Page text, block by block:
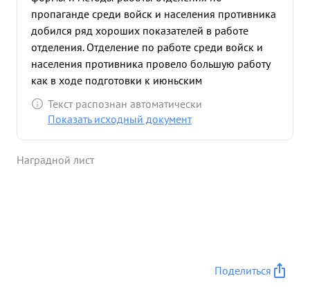
пропаганде среди войск и населения противника
добился ряд хороших показателей в работе
отделения. Отделение по работе среди войск и
населения противника провело большую работу
как в ходе подготовки к июньским
наступательным боям в также в процессе самого
наступления Много работает тов. ЗАБАШТАНСКИЙ
практической работе в частях выдвигая перед
успешным полка - боевым операциям войск
Текст распознан автоматически
Показать исходный документ
Наградной лист
Поделиться